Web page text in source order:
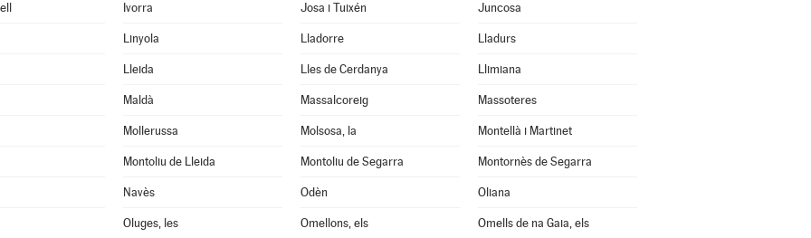
Ivorra Josa i Tuixén Juncosa
Linyola Lladorre Lladurs
Lleida Lles de Cerdanya Llimiana
Maldà Massalcoreig Massoteres
Mollerussa Molsosa, la Montellà i Martinet
Montoliu de Lleida Montoliu de Segarra Montornès de Segarra
Navès Odèn Oliana
Oluges, les Omellons, els Omells de na Gaia, els